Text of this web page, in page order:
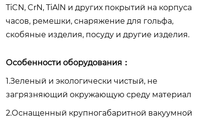
TiCN, CrN, TiAlN и других покрытий на корпуса
часов, ремешки, снаряжение для гольфа,
скобяные изделия, посуду и другие изделия.
Особенности оборудования：
1.Зеленый и экологически чистый, не
загрязняющий окружающую среду материал
2.Оснащенный крупногабаритной вакуумной